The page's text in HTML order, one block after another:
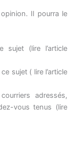
Il pourra le
(lire l’article
sujet ( lire l’article
adressés,
vous tenus (lire